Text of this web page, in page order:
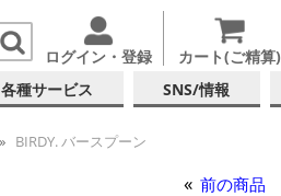
ログイン・登録 カート(ご精算)
各種サービス SNS/情報
BIRDY. バースプーン
前の商品